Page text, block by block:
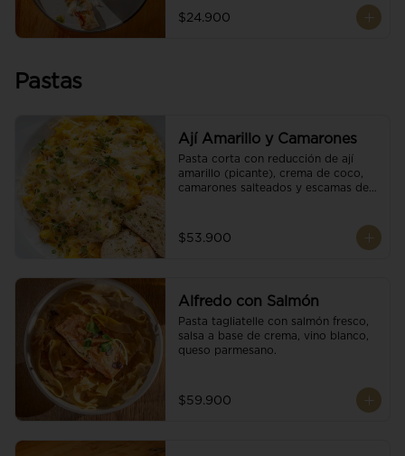
Acompañado de un tostón de pan
focaccia.
$24.900
Pastas
Ají Amarillo y Camarones
Pasta corta con reducción de ají
amarillo (picante), crema de coco,
camarones salteados y escamas de
$53.900
Alfredo con Salmón
Pasta tagliatelle con salmón fresco,
salsa a base de crema, vino blanco,
queso parmesano.
$59.900